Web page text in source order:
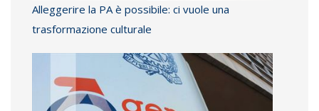
Alleggerire la PA è possibile: ci vuole una
trasformazione culturale